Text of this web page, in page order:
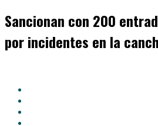
Sancionan con 200
por incidentes en la